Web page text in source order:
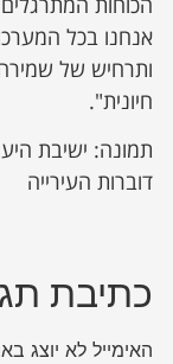
אנחנו בכל
ותרחיש של
חיונית".
תמונה: ישיבת
דוברות העירייה
כתיבת
האימייל לא יוצג